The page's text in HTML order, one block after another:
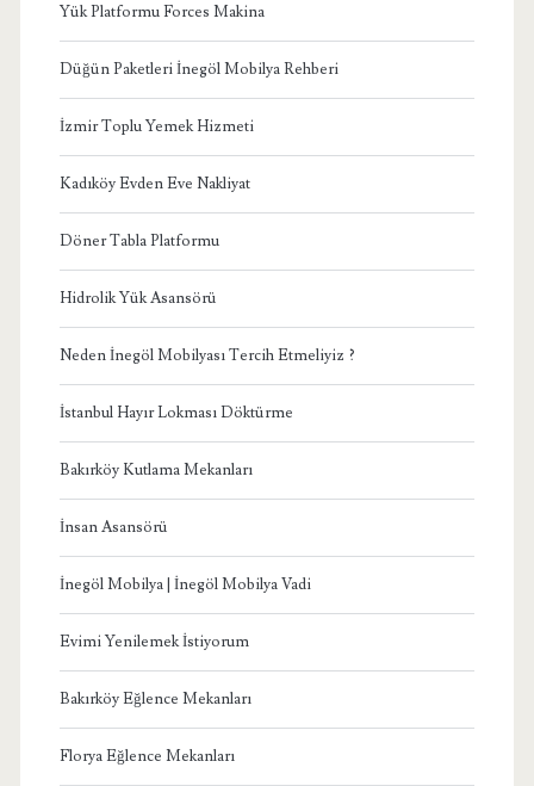
Yük Platformu Forces Makina
Düğün Paketleri İnegöl Mobilya Rehberi
İzmir Toplu Yemek Hizmeti
Kadıköy Evden Eve Nakliyat
Döner Tabla Platformu
Hidrolik Yük Asansörü
Neden İnegöl Mobilyası Tercih Etmeliyiz ?
İstanbul Hayır Lokması Döktürme
Bakırköy Kutlama Mekanları
İnsan Asansörü
İnegöl Mobilya | İnegöl Mobilya Vadi
Evimi Yenilemek İstiyorum
Bakırköy Eğlence Mekanları
Florya Eğlence Mekanları